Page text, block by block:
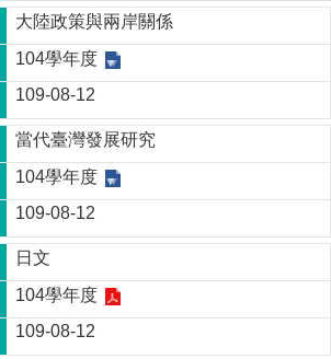
大陸政策與兩岸關係
104學年度
109-08-12
當代臺灣發展研究
104學年度
109-08-12
日文
104學年度
109-08-12